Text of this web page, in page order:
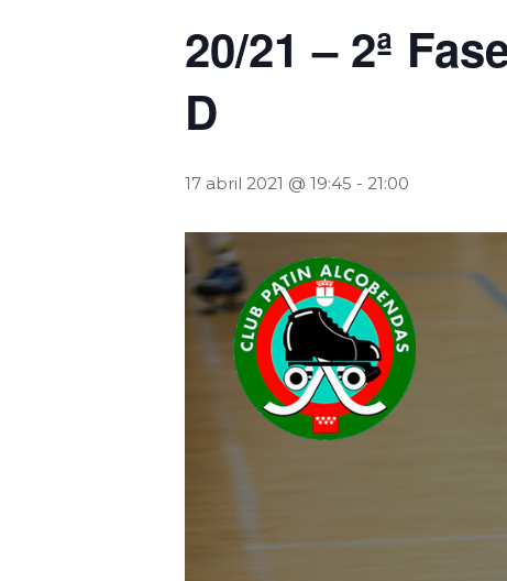
20/21 – 2ª
D
17 abril 2021 @ 19:45 - 21:00